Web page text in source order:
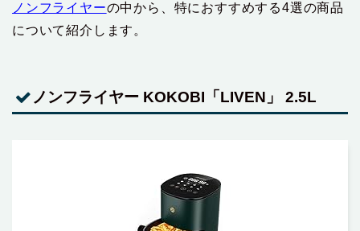
ノンフライヤーの中から、特におすすめする4選の商品
について紹介します。
ノンフライヤー KOKOBI「LIVEN」 ‎2.5L